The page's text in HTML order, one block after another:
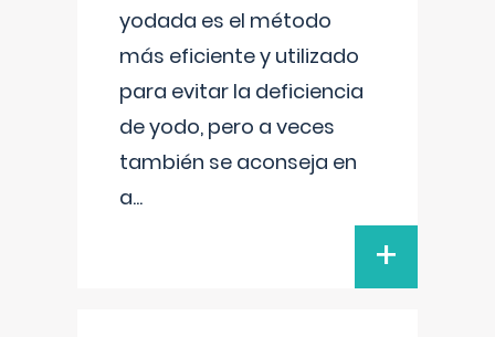
yodada es el método
más eficiente y utilizado
para evitar la deficiencia
de yodo, pero a veces
también se aconseja en
a...
+